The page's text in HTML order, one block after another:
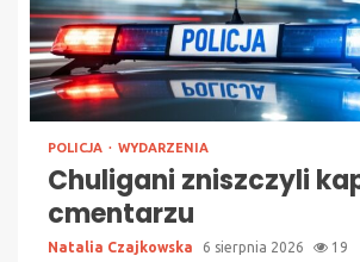
POLICJA WYDARZENIA
Chuligani zniszczyli
cmentarzu
Natalia Czajkowska 6 sierpnia 2026 19